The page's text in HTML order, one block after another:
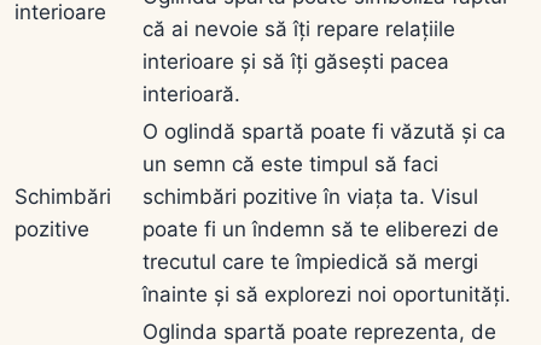
interioare
că ai nevoie să îți repare relațiile
interioare și să îți găsești pacea
interioară.
Schimbări
pozitive
O oglindă spartă poate fi văzută și ca
un semn că este timpul să faci
schimbări pozitive în viața ta. Visul
poate fi un îndemn să te eliberezi de
trecutul care te împiedică să mergi
înainte și să explorezi noi oportunități.
Oglinda spartă poate reprezenta, de